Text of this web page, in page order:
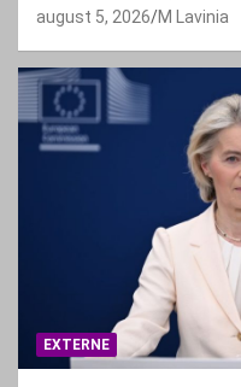
august 5, 2026 M Lavinia
EXTERNE